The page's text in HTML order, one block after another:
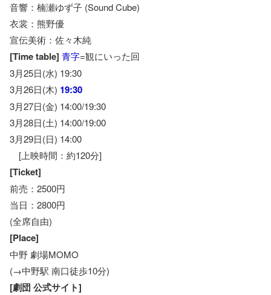
音響：楠瀬ゆず子 (Sound Cube)
衣裳：熊野優
宣伝美術：佐々木純
[Time table] 青字=観にいった回
3月25日(水) 19:30
3月26日(木) 19:30
3月27日(金) 14:00/19:30
3月28日(土) 14:00/19:00
3月29日(日) 14:00
[上映時間：約120分]
[Ticket]
前売：2500円
当日：2800円
(全席自由)
[Place]
中野 劇場MOMO
(→中野駅 南口徒歩10分)
[劇団 公式サイト]